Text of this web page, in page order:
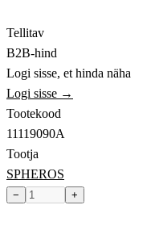
Tellitav
B2B-hind
Logi sisse, et hinda näha
Logi sisse →
Tootekood
11119090A
Tootja
SPHEROS
− +